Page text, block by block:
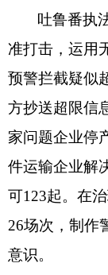
吐鲁番执
准打击，运用
预警拦截疑似
方抄送超限信
家问题企业停
件运输企业解
可123起。在
26场次，制作
意识。